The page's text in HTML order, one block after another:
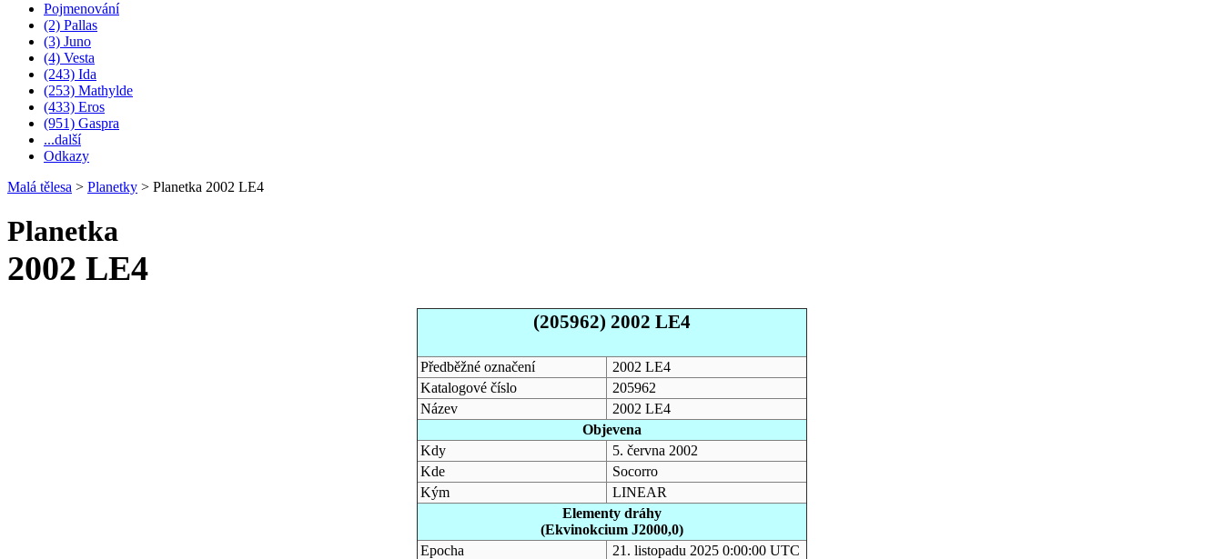
Pojmenování
(2) Pallas
(3) Juno
(4) Vesta
(243) Ida
(253) Mathylde
(433) Eros
(951) Gaspra
...další
Odkazy
Malá tělesa > Planetky > Planetka 2002 LE4
Planetka
2002 LE4
(205962) 2002 LE4
Předběžné označení
2002 LE4
Katalogové číslo
205962
Název
2002 LE4
Objevena
Kdy
5. června 2002
Kde
Socorro
Kým
LINEAR
Elementy dráhy
(Ekvinokcium J2000,0)
Epocha
21. listopadu 2025 0:00:00 UTC